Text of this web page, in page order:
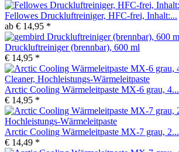
Fellowes Druckluftreiniger, HFC-frei, Inhalt:...
ab € 14,95 *
Druckluftreiniger (brennbar), 600 ml
€ 14,95 *
Arctic Cooling Wärmeleitpaste MX-6 grau, 4...
€ 14,95 *
Arctic Cooling Wärmeleitpaste MX-7 grau, 2...
€ 14,49 *